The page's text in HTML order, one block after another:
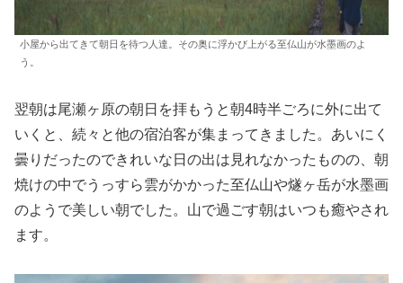
小屋から出てきて朝日を待つ人達。その奥に浮かび上がる至仏山が水墨画のよ
う。
翌朝は尾瀬ヶ原の朝日を拝もうと朝4時半ごろに外に出て
いくと、続々と他の宿泊客が集まってきました。あいにく
曇りだったのできれいな日の出は見れなかったものの、朝
焼けの中でうっすら雲がかかった至仏山や燧ヶ岳が水墨画
のようで美しい朝でした。山で過ごす朝はいつも癒やされ
ます。